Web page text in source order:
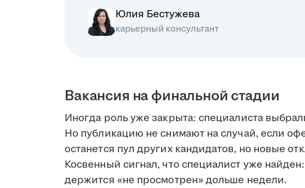
Юлия Бестужева
карьерный консультант
Вакансия на финальной стадии
Иногда роль уже закрыта: специалиста
Но публикацию не снимают на случай, если
останется пул других кандидатов, но новые
Косвенный сигнал, что специалист уже
держится «не просмотрен» дольше недели.